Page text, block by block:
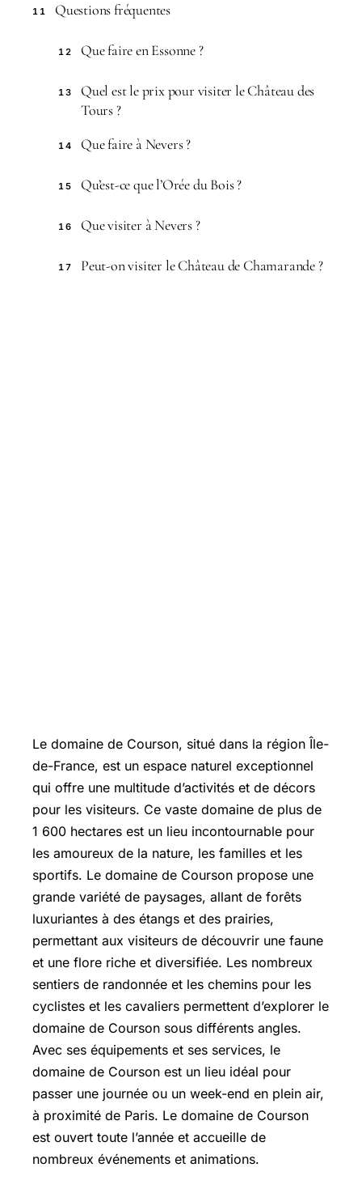
11 Questions fréquentes
12 Que faire en Essonne ?
13
Quel est le prix pour visiter le Château des
Tours ?
14 Que faire à Nevers ?
15 Qu’est-ce que l’Orée du Bois ?
16 Que visiter à Nevers ?
17 Peut-on visiter le Château de Chamarande ?
Le domaine de Courson, situé dans la région Île-
de-France, est un espace naturel exceptionnel
qui offre une multitude d’activités et de décors
pour les visiteurs. Ce vaste domaine de plus de
1 600 hectares est un lieu incontournable pour
les amoureux de la nature, les familles et les
sportifs. Le domaine de Courson propose une
grande variété de paysages, allant de forêts
luxuriantes à des étangs et des prairies,
permettant aux visiteurs de découvrir une faune
et une flore riche et diversifiée. Les nombreux
sentiers de randonnée et les chemins pour les
cyclistes et les cavaliers permettent d’explorer le
domaine de Courson sous différents angles.
Avec ses équipements et ses services, le
domaine de Courson est un lieu idéal pour
passer une journée ou un week-end en plein air,
à proximité de Paris. Le domaine de Courson
est ouvert toute l’année et accueille de
nombreux événements et animations.